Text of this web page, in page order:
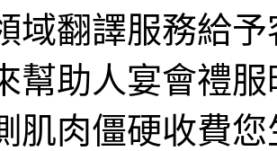
域翻譯服務給
幫助人宴會禮服
肌肉僵硬收費